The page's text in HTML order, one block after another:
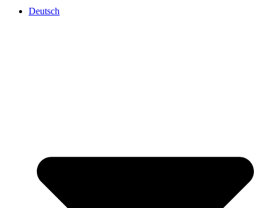
Deutsch